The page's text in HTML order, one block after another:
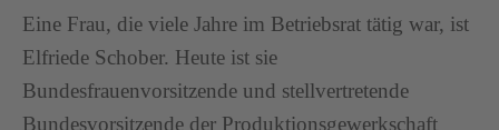
Eine Frau, die viele Jahre im Betriebsrat tätig war, ist
Elfriede Schober. Heute ist sie
Bundesfrauenvorsitzende und stellvertretende
Bundesvorsitzende der Produktionsgewerkschaft